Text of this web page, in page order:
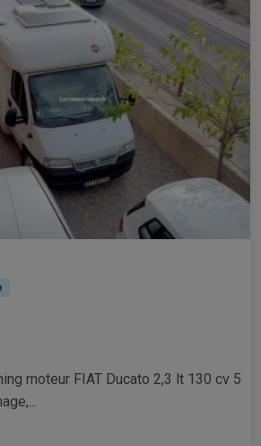
moteur FIAT Ducato 2,3 lt 130 cv 5